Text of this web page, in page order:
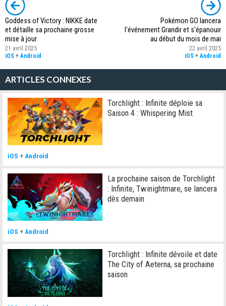
Goddess of Victory : NIKKE date
et détaille sa prochaine grosse
mise à jour
21 avril 2025
iOS +Android
Pokémon GO lancera
l'événement Grandir et s'épanouir
au début du mois de mai
22 avril 2025
iOS +Android
ARTICLES CONNEXES
Torchlight : Infinite déploie sa
Saison 4 : Whispering Mist
iOS +Android
La prochaine saison de Torchlight
: Infinite, Twinightmare, se lancera
dès demain
iOS +Android
Torchlight : Infinite dévoile et date
The City of Aeterna, sa prochaine
saison